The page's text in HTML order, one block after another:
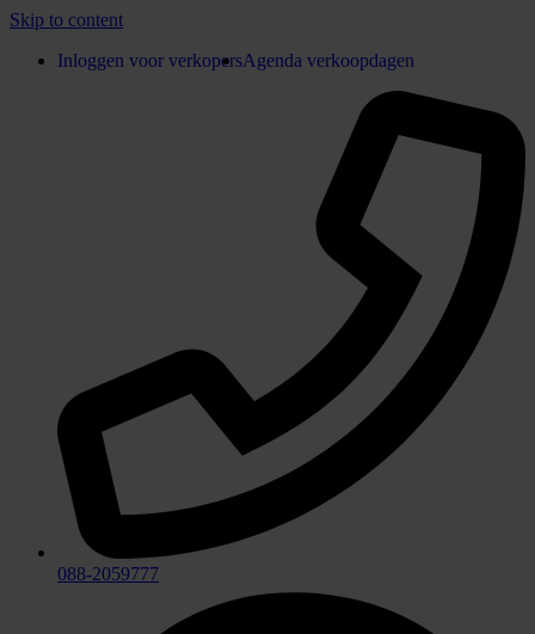
Skip to content
Inloggen voor verkopersAgenda verkoopdagen
088-2059777